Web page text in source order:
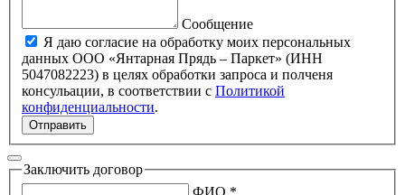
Сообщение
Я даю согласие на обработку моих персональных
данных ООО «Янтарная Прядь – Паркет» (ИНН
5047082223) в целях обработки запроса и полченя
консульации, в соответствии с Политикой
конфиденциальности.
Отправить
Заключить договор
ФИО *